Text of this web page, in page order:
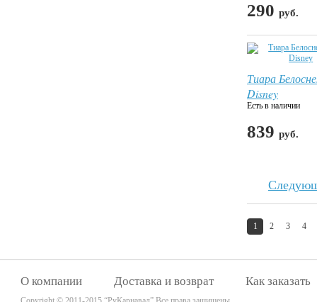
290 руб.
Тиара
Disney
Есть в наличии
839 руб.
1 2 3 4
О компании Доставка и возврат Как заказать